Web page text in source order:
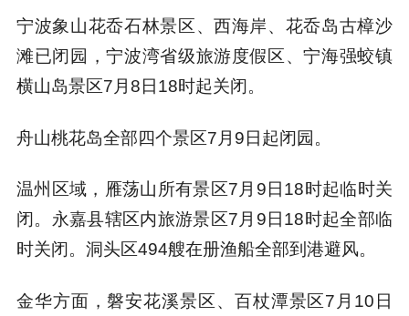
宁波象山花岙石林景区、西海岸、花岙岛古樟沙
滩已闭园，宁波湾省级旅游度假区、宁海强蛟镇
横山岛景区7月8日18时起关闭。
舟山桃花岛全部四个景区7月9日起闭园。
温州区域，雁荡山所有景区7月9日18时起临时关
闭。永嘉县辖区内旅游景区7月9日18时起全部临
时关闭。洞头区494艘在册渔船全部到港避风。
金华方面，磐安花溪景区、百杖潭景区7月10日